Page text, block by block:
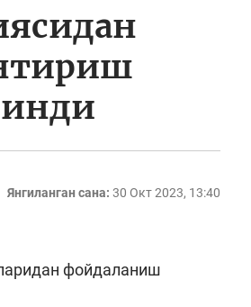
Янгиланган сана: 30 Окт 2023, 13:40
фойдаланиш